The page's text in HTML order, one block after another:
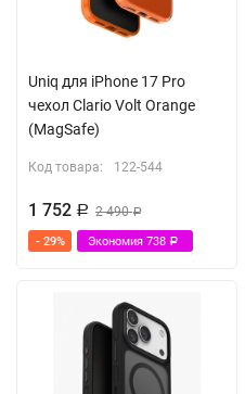
Uniq для iPhone 17 Pro
чехол Clario Volt Orange
(MagSafe)
Код товара: 122-544
1 752 Р 2 490Р
- 29% Экономия 738 Р